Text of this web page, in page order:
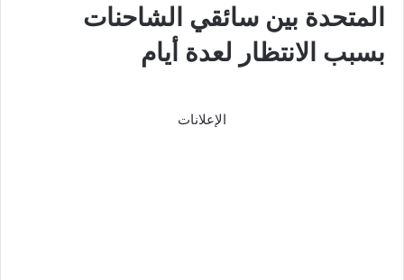
المتحدة بين سائقي الشاحنات
بسبب الانتظار لعدة أيام
الإعلانات